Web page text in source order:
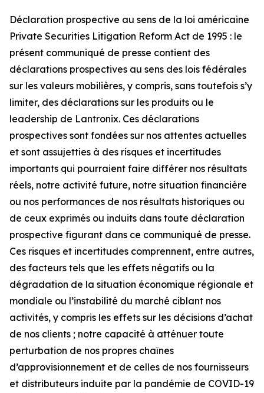
Déclaration prospective au sens de la loi américaine
Private Securities Litigation Reform Act de 1995 : le
présent communiqué de presse contient des
déclarations prospectives au sens des lois fédérales
sur les valeurs mobilières, y compris, sans toutefois s’y
limiter, des déclarations sur les produits ou le
leadership de Lantronix. Ces déclarations
prospectives sont fondées sur nos attentes actuelles
et sont assujetties à des risques et incertitudes
importants qui pourraient faire différer nos résultats
réels, notre activité future, notre situation financière
ou nos performances de nos résultats historiques ou
de ceux exprimés ou induits dans toute déclaration
prospective figurant dans ce communiqué de presse.
Ces risques et incertitudes comprennent, entre autres,
des facteurs tels que les effets négatifs ou la
dégradation de la situation économique régionale et
mondiale ou l’instabilité du marché ciblant nos
activités, y compris les effets sur les décisions d’achat
de nos clients ; notre capacité à atténuer toute
perturbation de nos propres chaînes
d’approvisionnement et de celles de nos fournisseurs
et distributeurs induite par la pandémie de COVID-19